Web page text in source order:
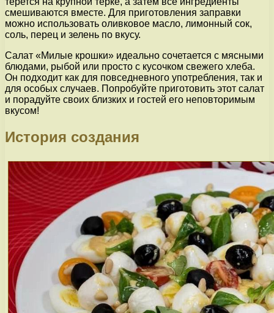
смешиваются вместе. Для приготовления заправки
можно использовать оливковое масло, лимонный сок,
соль, перец и зелень по вкусу.
Салат «Милые крошки» идеально сочетается с мясными
блюдами, рыбой или просто с кусочком свежего хлеба.
Он подходит как для повседневного употребления, так и
для особых случаев. Попробуйте приготовить этот салат
и порадуйте своих близких и гостей его неповторимым
вкусом!
История создания